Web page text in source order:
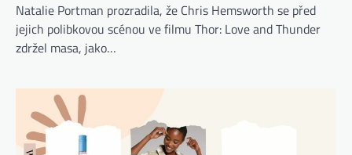
Natalie Portman prozradila, že Chris Hemsworth se před
jejich polibkovou scénou ve filmu Thor: Love and Thunder
zdržel masa, jako…